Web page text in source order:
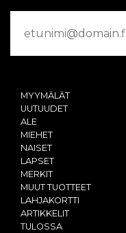
MYYMÄLÄT
UUTUUDET
ALE
MIEHET
NAISET
LAPSET
MERKIT
MUUT TUOTTEET
LAHJAKORTTI
ARTIKKELIT
TULOSSA